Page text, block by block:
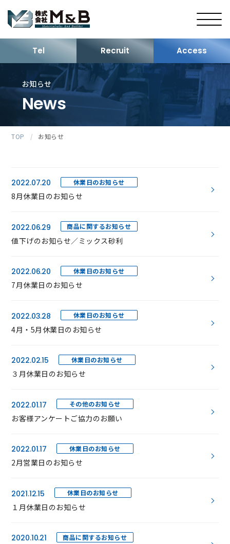
Tel Recruit Access
お知らせ
News
TOP / お知らせ
2022.07.20 休業日のお知らせ
8月休業日のお知らせ
2022.06.29 商品に関するお知らせ
値下げのお知らせ／ミックス砂利
2022.06.20 休業日のお知らせ
7月休業日のお知らせ
2022.03.28 休業日のお知らせ
4月・5月休業日のお知らせ
2022.02.15 休業日のお知らせ
３月休業日のお知らせ
2022.01.17 その他のお知らせ
お客様アンケートご協力のお願い
2022.01.17 休業日のお知らせ
2月営業日のお知らせ
2021.12.15 休業日のお知らせ
１月休業日のお知らせ
2020.10.21 商品に関するお知らせ